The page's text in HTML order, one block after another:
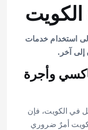
استخدام خدمات
آخر.
وأجرة
في الكويت، فإن
أمرٌ ضروري